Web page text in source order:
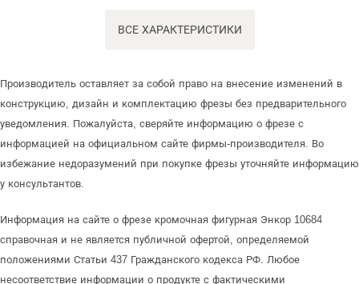
ВСЕ ХАРАКТЕРИСТИКИ
Производитель оставляет за собой право на внесение изменений в
конструкцию, дизайн и комплектацию фрезы без предварительного
уведомления. Пожалуйста, сверяйте информацию о фрезе с
информацией на официальном сайте фирмы-производителя. Во
избежание недоразумений при покупке фрезы уточняйте информацию
у консультантов.
Информация на сайте о фрезе кромочная фигурная Энкор 10684
справочная и не является публичной офертой, определяемой
положениями Статьи 437 Гражданского кодекса РФ. Любое
несоответствие информации о продукте с фактическими